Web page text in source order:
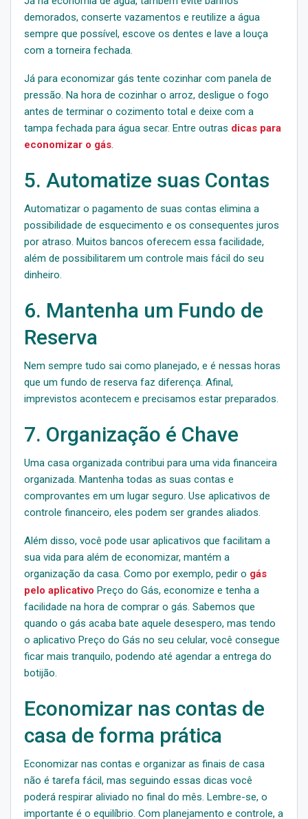
demorados, conserte vazamentos e reutilize a água
sempre que possível, escove os dentes e lave a louça
com a torneira fechada.
Já para economizar gás tente cozinhar com panela de
pressão. Na hora de cozinhar o arroz, desligue o fogo
antes de terminar o cozimento total e deixe com a
tampa fechada para água secar. Entre outras dicas para
economizar o gás.
5. Automatize suas Contas
Automatizar o pagamento de suas contas elimina a
possibilidade de esquecimento e os consequentes juros
por atraso. Muitos bancos oferecem essa facilidade,
além de possibilitarem um controle mais fácil do seu
dinheiro.
6. Mantenha um Fundo de
Reserva
Nem sempre tudo sai como planejado, e é nessas horas
que um fundo de reserva faz diferença. Afinal,
imprevistos acontecem e precisamos estar preparados.
7. Organização é Chave
Uma casa organizada contribui para uma vida financeira
organizada. Mantenha todas as suas contas e
comprovantes em um lugar seguro. Use aplicativos de
controle financeiro, eles podem ser grandes aliados.
Além disso, você pode usar aplicativos que facilitam a
sua vida para além de economizar, mantém a
organização da casa. Como por exemplo, pedir o gás
pelo aplicativo Preço do Gás, economize e tenha a
facilidade na hora de comprar o gás. Sabemos que
quando o gás acaba bate aquele desespero, mas tendo
o aplicativo Preço do Gás no seu celular, você consegue
ficar mais tranquilo, podendo até agendar a entrega do
botijão.
Economizar nas contas de
casa de forma prática
Economizar nas contas e organizar as finais de casa
não é tarefa fácil, mas seguindo essas dicas você
poderá respirar aliviado no final do mês. Lembre-se, o
importante é o equilíbrio. Com planejamento e controle, a